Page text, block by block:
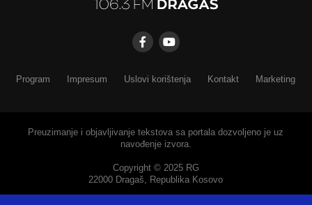
Program Impresum Uslovi korištenja Kontakt Marketing
Preuzimanje i objavljivanje tekstova sa portala dozvoljeno je uz
navođenje izvora.
Copyright © 2025 RG
22000 Dragaš, Republika Kosovo